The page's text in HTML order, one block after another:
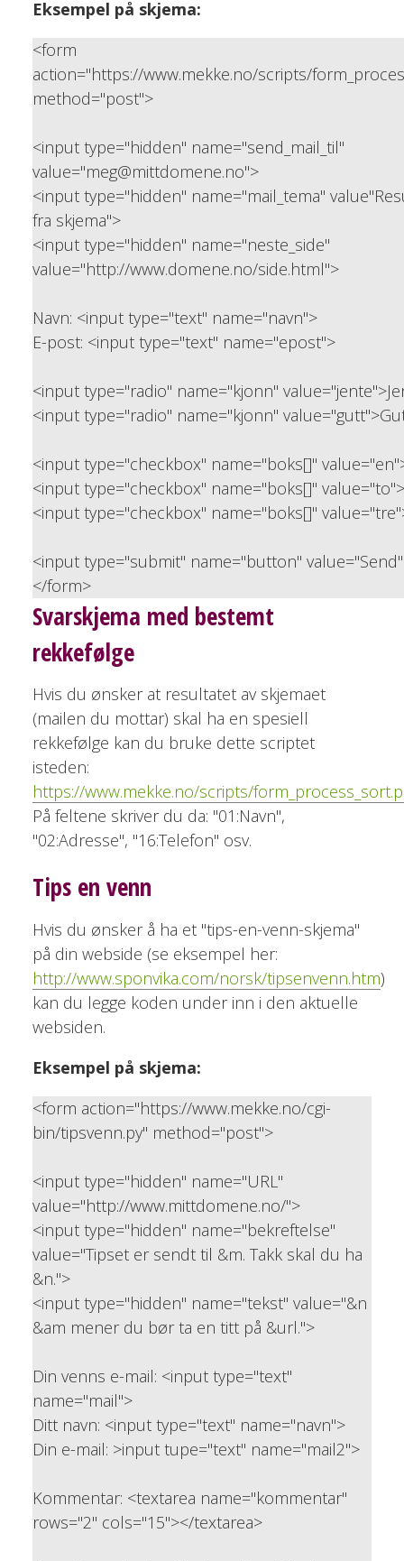
Eksempel på skjema:
<form
action="https://www.mekke.no/scripts/
method="post">
<input type="hidden" name="send_mail_til"
value="meg@mittdomene.no">
<input type="hidden" name="mail_tema"
fra skjema">
<input type="hidden" name="neste_side"
value="http://www.domene.no/side.html">
Navn: <input type="text" name="navn">
E-post: <input type="text" name="epost">
<input type="radio" name="kjonn"
<input type="radio" name="kjonn"
<input type="checkbox" name="boks[]"
<input type="checkbox" name="boks[]"
<input type="checkbox" name="boks[]"
<input type="submit" name="button"
</form>
Svarskjema med bestemt
rekkefølge
Hvis du ønsker at resultatet av skjemaet
(mailen du mottar) skal ha en spesiell
rekkefølge kan du bruke dette scriptet
isteden:
https://www.mekke.no/scripts/
På feltene skriver du da: "01:Navn",
"02:Adresse", "16:Telefon" osv.
Tips en venn
Hvis du ønsker å ha et "tips-en-venn-skjema"
på din webside (se eksempel her:
http://www.sponvika.com/norsk/tipsenvenn.htm)
kan du legge koden under inn i den aktuelle
websiden.
Eksempel på skjema:
<form action="https://www.mekke.no/cgi-
bin/tipsvenn.py" method="post">
<input type="hidden" name="URL"
value="http://www.mittdomene.no/">
<input type="hidden" name="bekreftelse"
value="Tipset er sendt til &m. Takk skal du ha
&n.">
<input type="hidden" name="tekst" value="&n
&am mener du bør ta en titt på &url.">
Din venns e-mail: <input type="text"
name="mail">
Ditt navn: <input type="text" name="navn">
Din e-mail: >input tupe="text" name="mail2">
Kommentar: <textarea name="kommentar"
rows="2" cols="15"></textarea>